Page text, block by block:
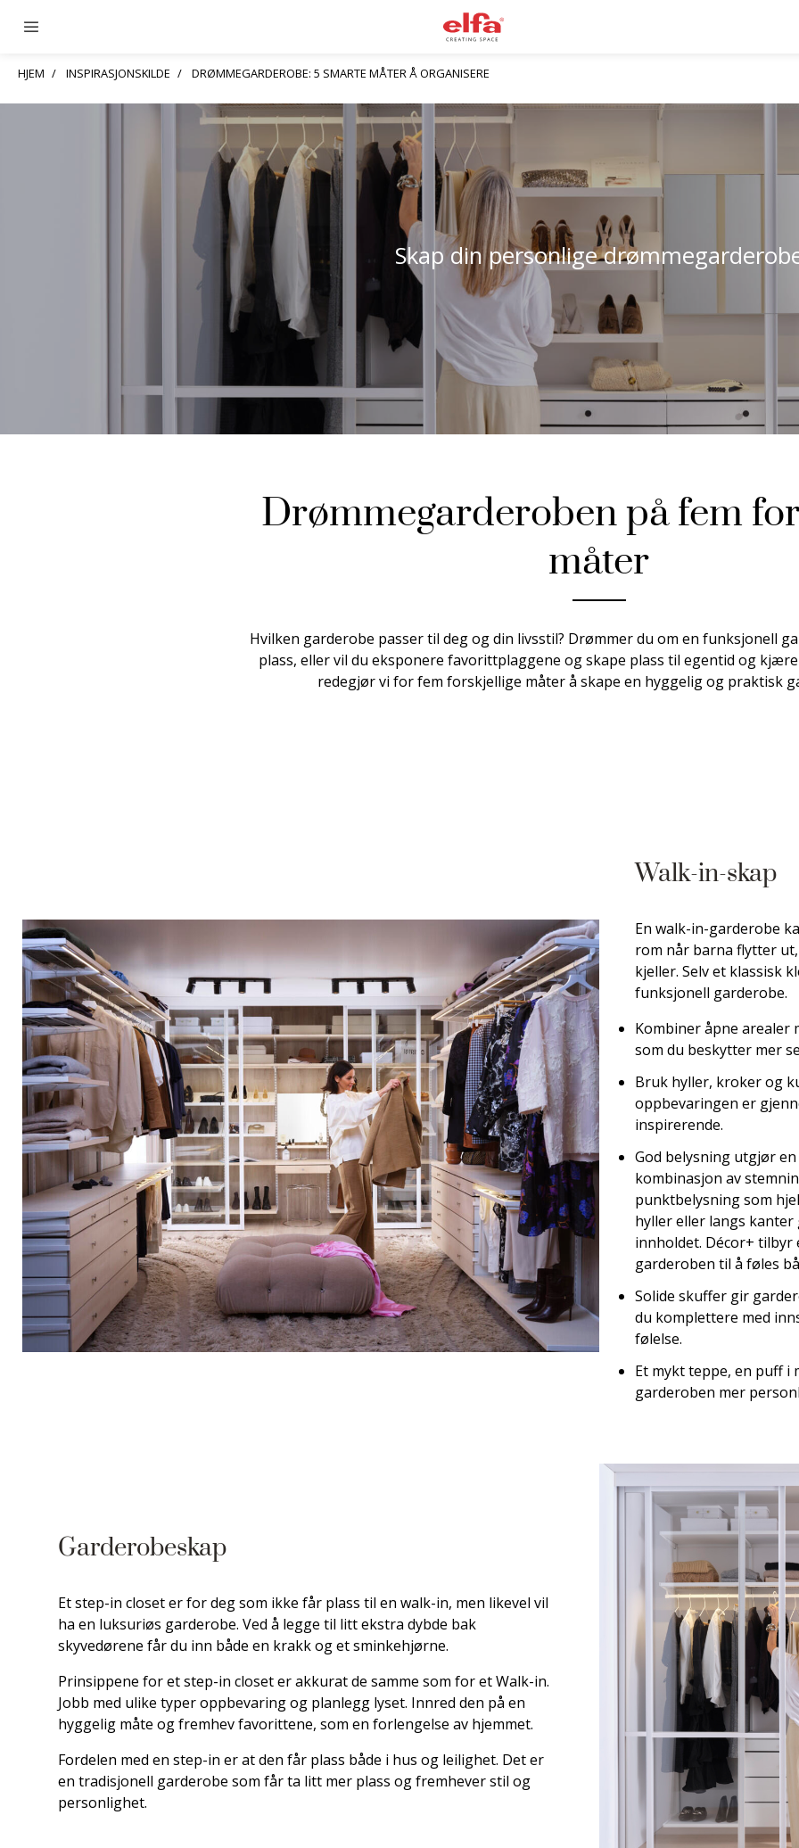
HJEM INSPIRASJONSKILDE DRØMMEGARDEROBE: 5 SMARTE MÅTER Å ORGANISERE
Skap din personlige
Drømmegarderoben på fem
måter
Hvilken garderobe passer til deg og din livsstil? Drømmer du om en funksjonell
plass, eller vil du eksponere favorittplaggene og skape plass til egentid og
redegjør vi for fem forskjellige måter å skape en hyggelig og praktisk
Walk-in-skap
En walk-in-garderobe
rom når barna flytter
kjeller. Selv et klassisk
funksjonell garderobe.
Kombiner åpne arealer
som du beskytter mer
Bruk hyller, kroker og
oppbevaringen er
inspirerende.
God belysning utgjør
kombinasjon av
punktbelysning som
hyller eller langs
innholdet. Décor+
garderoben til å føles
Solide skuffer gir
du komplettere med
følelse.
Et mykt teppe, en puff
garderoben mer
Garderobeskap
Et step-in closet er for deg som ikke får plass til en walk-in, men likevel vil
ha en luksuriøs garderobe. Ved å legge til litt ekstra dybde bak
skyvedørene får du inn både en krakk og et sminkehjørne.
Prinsippene for et step-in closet er akkurat de samme som for et Walk-in.
Jobb med ulike typer oppbevaring og planlegg lyset. Innred den på en
hyggelig måte og fremhev favorittene, som en forlengelse av hjemmet.
Fordelen med en step-in er at den får plass både i hus og leilighet. Det er
en tradisjonell garderobe som får ta litt mer plass og fremhever stil og
personlighet.